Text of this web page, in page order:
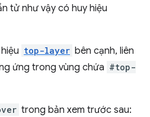
tử như vậy có huy hiệu
top-layer bên cạnh, liên
ứng trong vùng chứa #top-
trong bản xem trước sau: